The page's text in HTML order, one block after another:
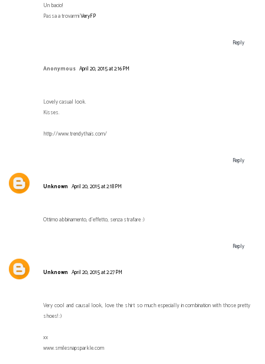
Un bacio!
Passa a trovarmiVeryFP
Reply
Anonymous April 20, 2015 at 2:16 PM
Lovely casual look.
Kisses.
http://www.trendythais.com/
Reply
Unknown April 20, 2015 at 2:18 PM
Ottimo abbinamento, d'effetto, senza strafare :)
Reply
Unknown April 20, 2015 at 2:27 PM
Very cool and causal look, love the shirt so much especially in combination with those pretty
shoes! :)
xx
www.smilesnapsparkle.com